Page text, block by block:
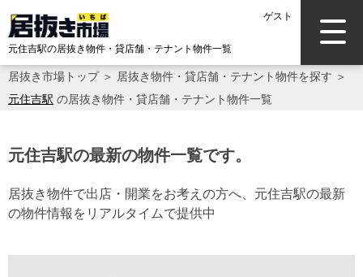
ゲスト
元住吉駅の居抜き物件・貸店舗・テナント物件一覧
居抜き市場トップ＞ 居抜き物件・貸店舗・テナント物件を探す ＞
元住吉駅 の居抜き物件・貸店舗・テナント物件一覧
元住吉駅の最新の物件一覧です。
居抜き物件で出店・開業をお考えの方へ、元住吉駅の最新
の物件情報をリアルタイムで提供中